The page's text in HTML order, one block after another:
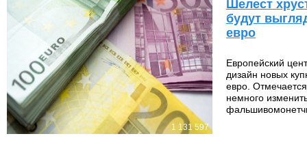
1 131 597
Шелест
будут
евро
Европейский
дизайн новых
евро.
немного